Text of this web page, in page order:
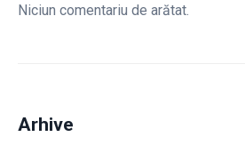
Niciun comentariu de arătat.
Arhive